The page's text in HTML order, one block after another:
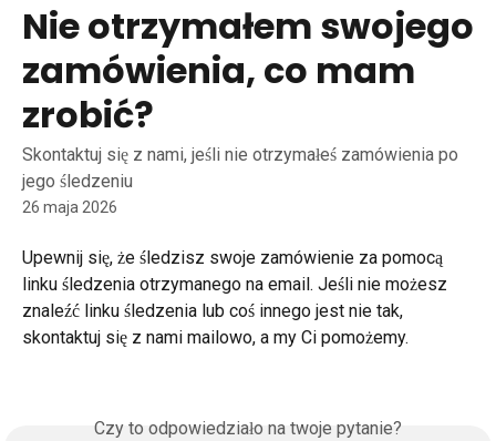
Nie otrzymałem swojego
zamówienia, co mam
zrobić?
Skontaktuj się z nami, jeśli nie otrzymałeś zamówienia po
jego śledzeniu
26 maja 2026
Upewnij się, że śledzisz swoje zamówienie za pomocą
linku śledzenia otrzymanego na email. Jeśli nie możesz
znaleźć linku śledzenia lub coś innego jest nie tak,
skontaktuj się z nami mailowo, a my Ci pomożemy.
Czy to odpowiedziało na twoje pytanie?